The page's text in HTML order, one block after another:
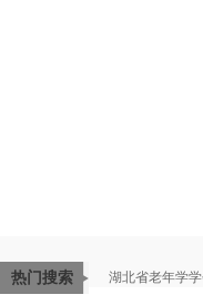
热门搜索 湖北省老年学